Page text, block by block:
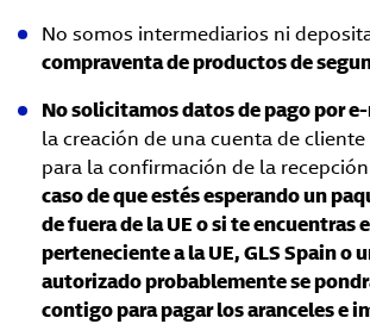
No somos intermediarios ni
compraventa de productos de
No solicitamos datos de pago por
la creación de una cuenta de cliente
para la confirmación de la
caso de que estés esperando un
de fuera de la UE o si te encuentras
perteneciente a la UE, GLS Spain o
autorizado probablemente se
contigo para pagar los aranceles e